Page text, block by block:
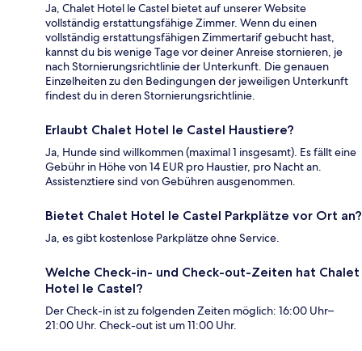
Ja, Chalet Hotel le Castel bietet auf unserer Website
vollständig erstattungsfähige Zimmer. Wenn du einen
vollständig erstattungsfähigen Zimmertarif gebucht hast,
kannst du bis wenige Tage vor deiner Anreise stornieren, je
nach Stornierungsrichtlinie der Unterkunft. Die genauen
Einzelheiten zu den Bedingungen der jeweiligen Unterkunft
findest du in deren Stornierungsrichtlinie.
Erlaubt Chalet Hotel le Castel Haustiere?
Ja, Hunde sind willkommen (maximal 1 insgesamt). Es fällt eine
Gebühr in Höhe von 14 EUR pro Haustier, pro Nacht an.
Assistenztiere sind von Gebühren ausgenommen.
Bietet Chalet Hotel le Castel Parkplätze vor Ort an?
Ja, es gibt kostenlose Parkplätze ohne Service.
Welche Check-in- und Check-out-Zeiten hat Chalet
Hotel le Castel?
Der Check-in ist zu folgenden Zeiten möglich: 16:00 Uhr–
21:00 Uhr. Check-out ist um 11:00 Uhr.